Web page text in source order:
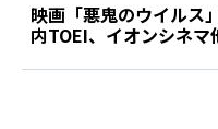
映画「悪鬼のウイルス
内TOEI、イオンシネマ